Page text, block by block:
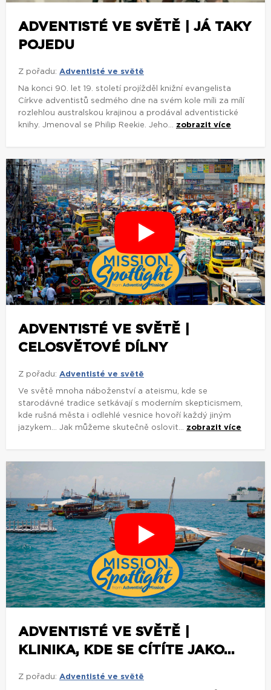
ADVENTISTÉ VE SVĚTĚ | JÁ TAKY
POJEDU
Z pořadu: Adventisté ve světě
Na konci 90. let 19. století projížděl knižní evangelista
Církve adventistů sedmého dne na svém kole míli za mílí
rozlehlou australskou krajinou a prodával adventistické
knihy. Jmenoval se Philip Reekie. Jeho... zobrazit více
ADVENTISTÉ VE SVĚTĚ |
CELOSVĚTOVÉ DÍLNY
Z pořadu: Adventisté ve světě
Ve světě mnoha náboženství a ateismu, kde se
starodávné tradice setkávají s moderním skepticismem,
kde rušná města i odlehlé vesnice hovoří každý jiným
jazykem... Jak můžeme skutečně oslovit... zobrazit více
ADVENTISTÉ VE SVĚTĚ |
KLINIKA, KDE SE CÍTÍTE JAKO...
Z pořadu: Adventisté ve světě